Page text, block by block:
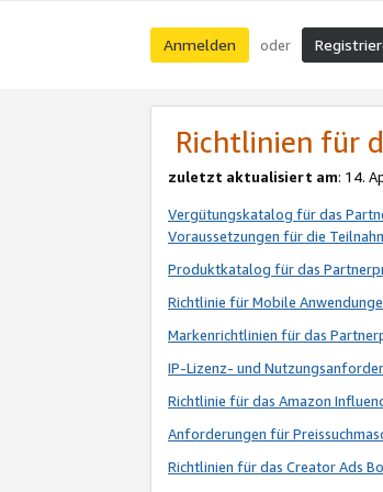
Anmelden oder
Richtlinien für
zuletzt aktualisiert am: 14.
Vergütungskatalog für das
Voraussetzungen für die
Produktkatalog für das
Richtlinie für Mobile
Markenrichtlinien für das
IP-Lizenz- und
Richtlinie für das Amazon
Anforderungen für
Richtlinien für das Creator Ads